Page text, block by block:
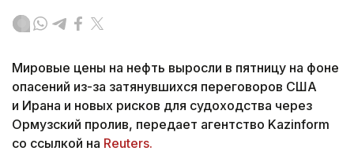
Мировые цены на нефть выросли в пятницу на фоне
опасений из-за затянувшихся переговоров США
и Ирана и новых рисков для судоходства через
Ормузский пролив, передает агентство Kazinform
со ссылкой на Reuters.